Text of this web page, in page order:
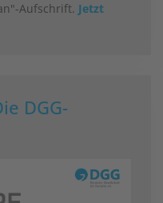
Aufschrift. Jetzt
DGG-